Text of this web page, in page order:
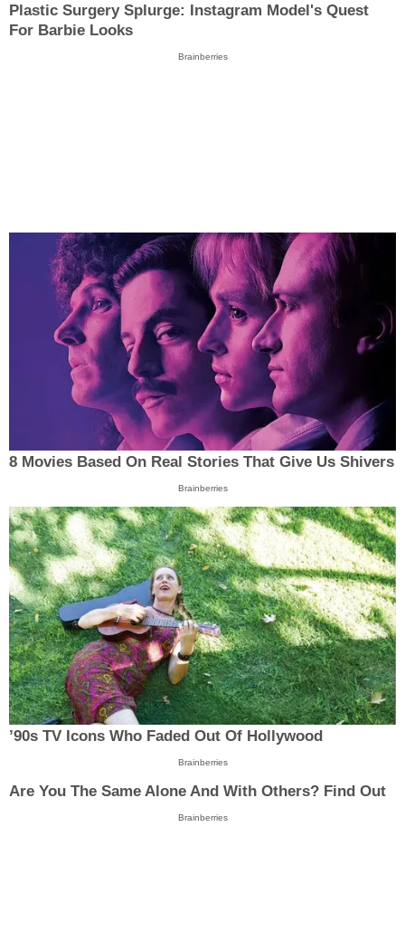
Plastic Surgery Splurge: Instagram Model's Quest
For Barbie Looks
Brainberries
8 Movies Based On Real Stories That Give Us Shivers
Brainberries
’90s TV Icons Who Faded Out Of Hollywood
Brainberries
Are You The Same Alone And With Others? Find Out
Brainberries